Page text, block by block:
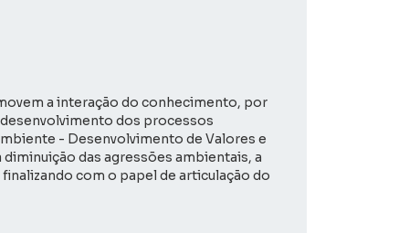
a interação do conhecimento, por
dos processos
- Desenvolvimento de Valores e
das agressões ambientais, a
com o papel de articulação do